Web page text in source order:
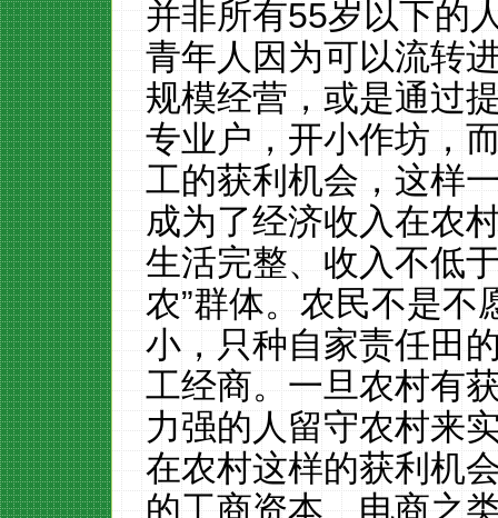
并非所有55岁以下的
青年人因为可以流转
规模经营，或是通过
专业户，开小作坊，
工的获利机会，这样
成为了经济收入在农
生活完整、收入不低
农”群体。农民不是不
小，只种自家责任田
工经商。一旦农村有
力强的人留守农村来
在农村这样的获利机
的工商资本、电商之